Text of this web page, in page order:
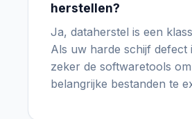
herstellen?
Ja, dataherstel is een
Als uw harde schijf defect
zeker de softwaretools
belangrijke bestanden te